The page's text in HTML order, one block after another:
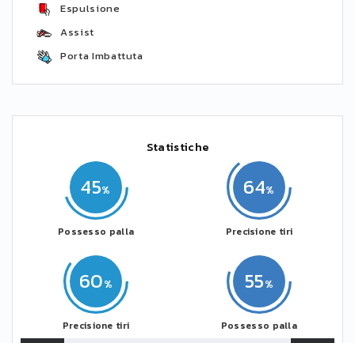
Espulsione
Assist
Porta Imbattuta
Statistiche
45
Possesso palla
60
Precisione tiri
55
Possesso palla
64
Precisione tiri